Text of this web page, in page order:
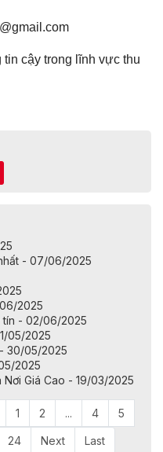
cậy trong lĩnh vực thu
- 07/06/2025
2025
tín - 02/06/2025
05/2025
30/05/2025
2025
Giá Cao - 19/03/2025
1 2 ... 4 5
24 Next Last